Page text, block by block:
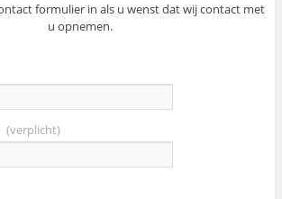
formulier in als u wenst dat wij contact met
u opnemen.
(verplicht)